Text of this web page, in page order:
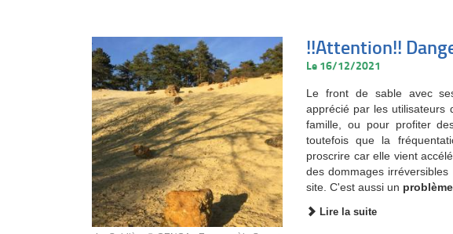
!!Attention!!
Le 16/12/2021
Le front de sable avec
apprécié par les utilisateurs
famille, ou pour profiter
toutefois que la
proscrire car elle vient
des dommages
site. C'est aussi un
Lire la suite